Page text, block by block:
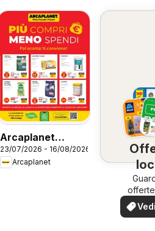
Arcaplanet
volantino
23/07/2026 - 16/08/2026
Arcaplanet
tua